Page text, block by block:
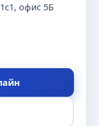
офис 5Б